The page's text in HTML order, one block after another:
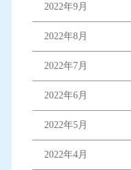
2022年9月
2022年8月
2022年7月
2022年6月
2022年5月
2022年4月